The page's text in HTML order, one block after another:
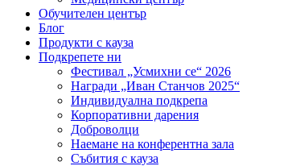
Обучителен център
Блог
Продукти с кауза
Подкрепете ни
Фестивал „Усмихни се“ 2026
Награди „Иван Станчов 2025“
Индивидуална подкрепа
Корпоративни дарения
Доброволци
Наемане на конферентна зала
Събития с кауза